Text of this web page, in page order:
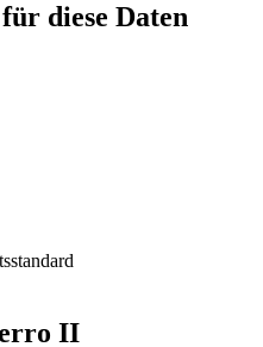
diese Daten
II